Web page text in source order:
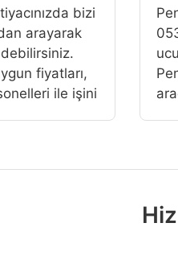
bizi
arayarak
fiyatları,
ile işini